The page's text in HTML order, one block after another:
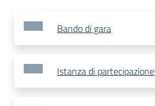
Bando di gara
Istanza di partecipazione